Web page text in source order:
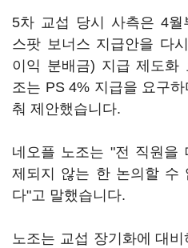
5차 교섭 당시 사측은 4월
스팟 보너스 지급안을 다
이익 분배금) 지급 제도화
조는 PS 4% 지급을 요구
춰 제안했습니다.
네오플 노조는 "전 직원을
제되지 않는 한 논의할 수
다"고 말했습니다.
노조는 교섭 장기화에 대